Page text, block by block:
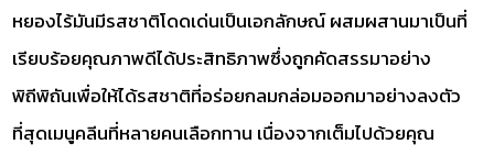
หยองไร้มันมีรสชาติโดดเด่นเป็นเอกลักษณ์ ผสมผสานมาเป็นที่
เรียบร้อยคุณภาพดีได้ประสิทธิภาพซึ่งถูกคัดสรรมาอย่าง
พิถีพิถันเพื่อให้ได้รสชาติที่อร่อยกลมกล่อมออกมาอย่างลงตัว
ที่สุดเมนูคลีนที่หลายคนเลือกทาน เนื่องจากเต็มไปด้วยคุณ